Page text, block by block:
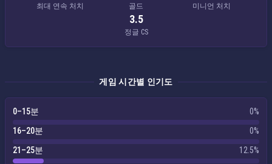
최대 연속 처치 골드 미니언 처치
3.5
정글 CS
게임 시간별 인기도
0–15분
0%
16–20분
0%
21–25분
12.5%